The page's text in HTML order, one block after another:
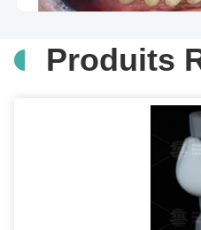
Produits